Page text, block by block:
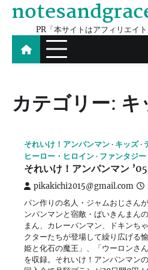
Skip
contentPR「本サイトはアフィリエイ
カテゴリー:
それいけ！アンパンマン キッズ
ヒーロー・ヒロイン
ファンタジー
それいけ！アンパンマン
pikakichi2015@gmail.com
パン作りの名人・ジャムおじさん
ンパンマンと宿敵・ばいきんまん
まん、カレーパンマン、ドキンち
クターたちが登場して繰り広げる
姫と化石の魔王」、「ウーロンさ
を収録。それいけ！アンパンマン